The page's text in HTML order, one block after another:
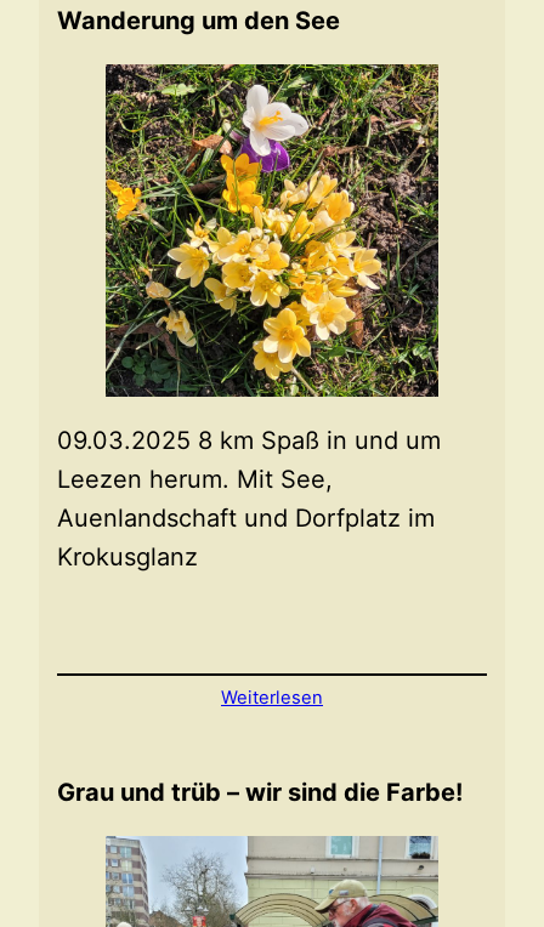
Wanderung um den See
09.03.2025 8 km Spaß in und um
Leezen herum. Mit See,
Auenlandschaft und Dorfplatz im
Krokusglanz
Weiterlesen
Grau und trüb – wir sind die Farbe!